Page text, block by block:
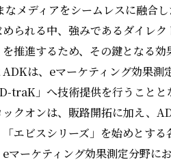
メディアをシームレスに融合
られる中、強みであるダイレ
推進するため、その鍵となる効
は、eマーケティング効果
traK」へ技術提供を行うことと
クオンは、販路開拓に加え、
エビスシリーズ」を始めとす
マーケティング効果測定分野に